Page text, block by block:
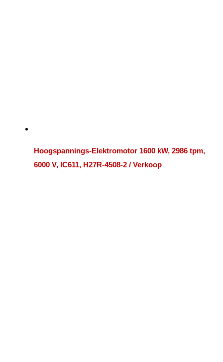
Hoogspannings-Elektromotor 1600 kW, 2986 tpm,
6000 V, IC611, H27R-4508-2 / Verkoop